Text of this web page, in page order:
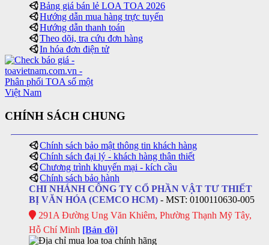
Bảng giá bán lẻ LOA TOA 2026
Hướng dẫn mua hàng trực tuyến
Hướng dẫn thanh toán
Theo dõi, tra cứu đơn hàng
In hóa đơn điện tử
CHÍNH SÁCH CHUNG
Chính sách bảo mật thông tin khách hàng
Chính sách đại lý - khách hàng thân thiết
Chương trình khuyến mại - kích cầu
Chính sách bảo hành
CHI NHÁNH CÔNG TY CỔ PHẦN VẬT TƯ THIẾT
BỊ VĂN HÓA (CEMCO HCM) - MST: 0100110630-005
291A Đường Ung Văn Khiêm, Phường Thạnh Mỹ Tây,
Hỗ Chí Minh [Bản đồ]